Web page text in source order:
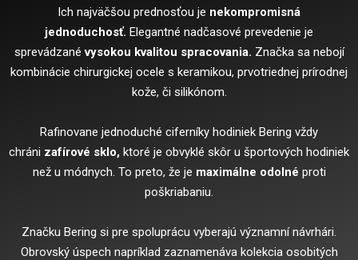
Ich najväčšou prednosťou je nekompromisná
jednoduchosť. Elegantné nadčasové prevedenie je
sprevádzanévysokou kvalitou spracovania. Značka sa nebojí
kombinácie chirurgickej ocele s keramikou, prvotriednej prírodnej
kože, či silikónom.
Rafinovane jednoduché ciferníky hodiniek Bering vždy
chráni zafírové sklo, ktoré je obvyklé skôr u športových hodiniek
než u módnych. To preto, že je maximálne odolné proti
poškriabaniu.
Značku Bering si pre spoluprácu vyberajú významní návrhári.
Obrovský úspech napríklad zaznamenáva kolekcia osobitých